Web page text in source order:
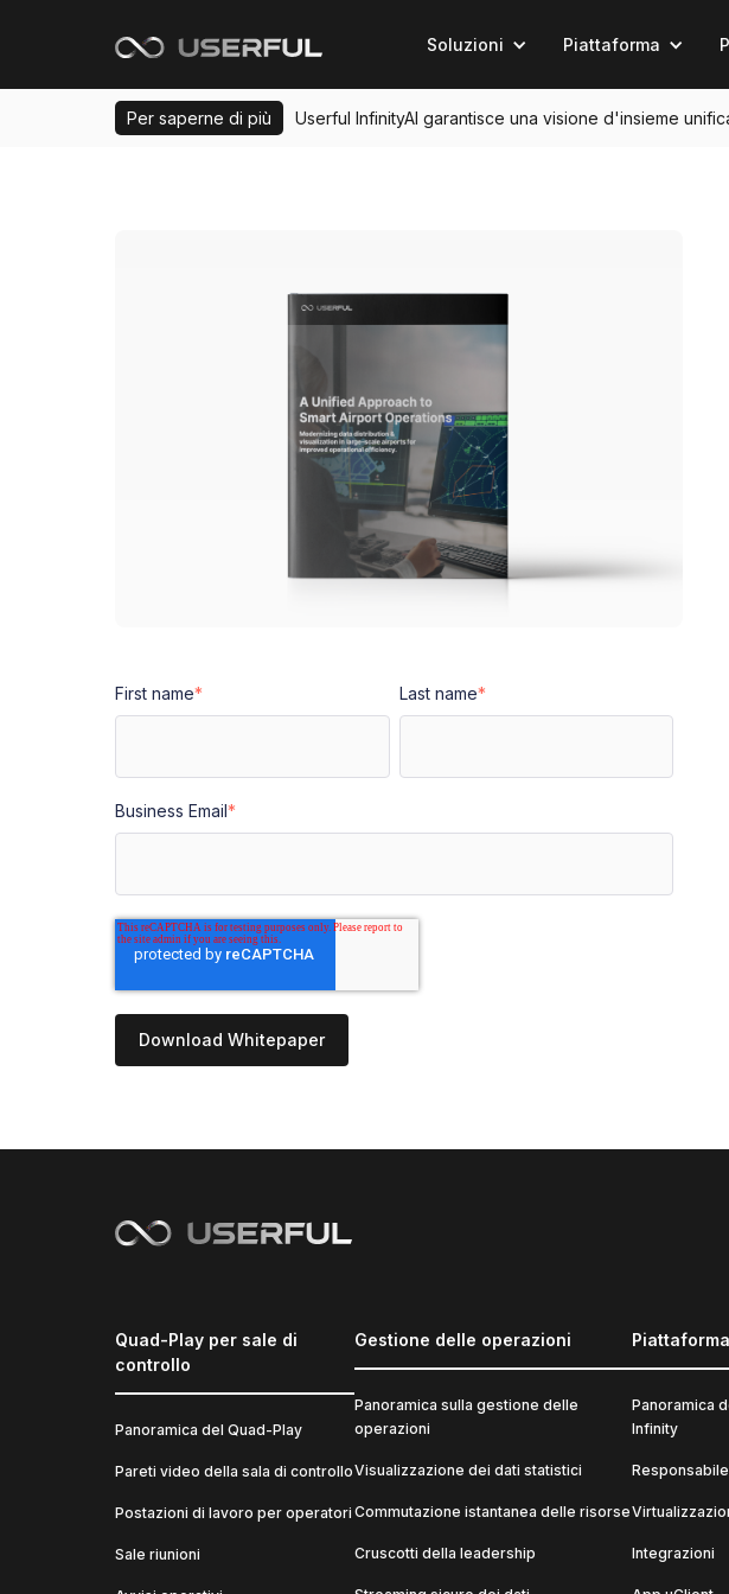
Soluzioni Piattaforma
Per saperne di più Userful InfinityAI garantisce una visione d'insieme
First name* Last name*
Business Email*
Quad-Play per sale di
controllo
Panoramica del Quad-Play
Pareti video della sala di controllo
Postazioni di lavoro per operatori
Sale riunioni
Gestione delle operazioni
Panoramica sulla gestione delle
operazioni
Visualizzazione dei dati statistici
Commutazione istantanea delle risorse
Cruscotti della leadership
Piattaforma
Panoramica
Infinity
Integrazioni